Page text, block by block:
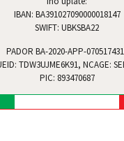
IBAN: BA391027090000018147
SWIFT: UBKSBA22
PADOR BA-2020-APP-
TDW3UJME6K91, NCAGE:
PIC: 893470687